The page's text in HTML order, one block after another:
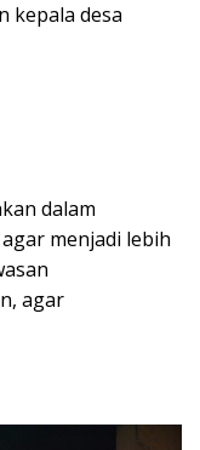
kepala desa
dalam
menjadi lebih
agar